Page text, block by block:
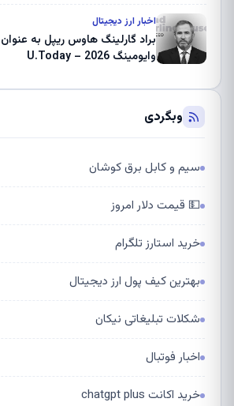
اخبار ارز دیجیتال
براد گارلینگ هاوس ریپل به
وایومینگ 2026 – U.Today
وبگردی
سیم و کابل برق کوشان
💵 قیمت دلار امروز
خرید استارز تلگرام
بهترین کیف پول ارز دیجیتال
شکلات تبلیغاتی نیکان
اخبار فوتبال
خرید اکانت chatgpt plus